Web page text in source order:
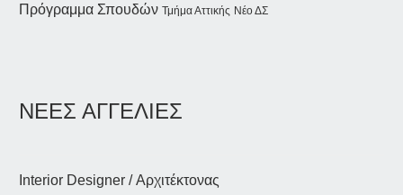
Πρόγραμμα Σπουδών Τμήμα Αττικής Νέο ΔΣ
ΝΕΕΣ ΑΓΓΕΛΙΕΣ
Interior Designer / Αρχιτέκτονας